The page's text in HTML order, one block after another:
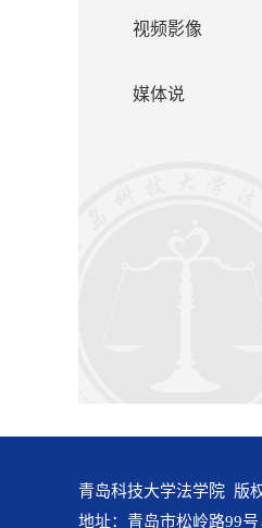
视频影像
媒体说
青岛科技大学法学院 版
地址：青岛市松岭路99